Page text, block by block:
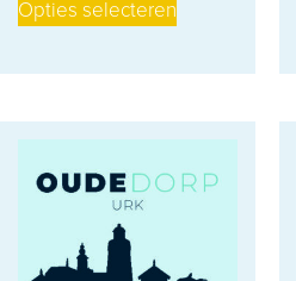
Opties selecteren